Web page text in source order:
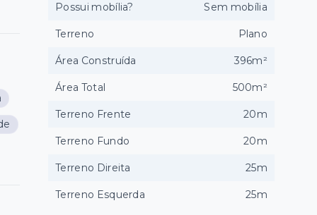
Possui mobília? Sem mobília
Terreno Plano
Área Construída 396m²
Área Total 500m²
Terreno Frente 20m
Terreno Fundo 20m
Terreno Direita 25m
Terreno Esquerda 25m